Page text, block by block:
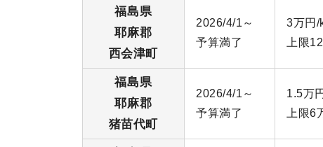
福島県
耶麻郡
西会津町
2026/4/1～
予算満了
3万円/
上限
福島県
耶麻郡
猪苗代町
2026/4/1～
予算満了
1.5万
上限6